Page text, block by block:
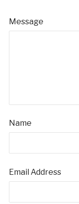
Message
Name
Email Address